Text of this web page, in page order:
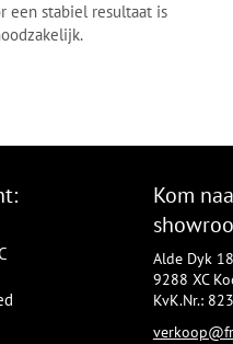
een stabiel resultaat is
Kom
Alde Dyk
9288 XC
KvK.Nr.: